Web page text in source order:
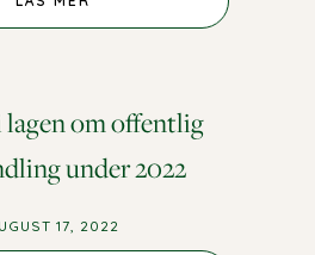
om offentlig
under 2022
17, 2022